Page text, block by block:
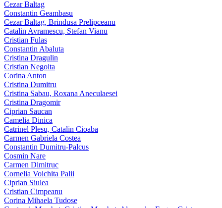
Cezar Baltag
Constantin Geambasu
Cezar Baltag, Brindusa Prelipceanu
Catalin Avramescu, Stefan Vianu
Cristian Fulas
Constantin Abaluta
Cristina Dragulin
Cristian Negoita
Corina Anton
Cristina Dumitru
Cristina Sabau, Roxana Aneculaesei
Cristina Dragomir
Ciprian Saucan
Camelia Dinica
Catrinel Plesu, Catalin Cioaba
Carmen Gabriela Costea
Constantin Dumitru-Palcus
Cosmin Nare
Carmen Dimitruc
Cornelia Voichita Palii
Ciprian Siulea
Cristian Cimpeanu
Corina Mihaela Tudose